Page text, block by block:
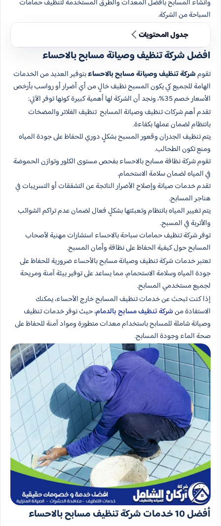
وانشاء المسابح بأفضل المعدات والطرق المستخدمة لتنظيف حمامات
السباحة من الشركة.
جدول المحتويات
افضل شركة تنظيف وصيانة مسابح بالاحساء
تقومشركة تنظيف وصيانة مسابح بالاحساءبتوفير العديد من الخدمات
الهامة للجميع كي يكون المسبح نظيف خالٍ من أي أضرار أو رواسب بأرخص
الأسعار خصم 35%، ونجد أن الشركة لها أهمية كبيرة كونها توفر الآتي:
تقدم أهم شركات تنظيف وصيانة المسابح تنظيف الفلاتر والمضخات
بانتظام لضمان عملها بكفاءة.
يتم تنظيف الجدران وقعور المسبح بشكلٍ دوري للحفاظ على جودة المياه
ومنع تكون الطحالب.
تقوم شركة نظافة مسابح بالاحساء بفحص مستوى الكلور وتوازن الحموضة
في المياه لضمان سلامة الاستحمام.
تقدم خدمات صيانة وإصلاح الأضرار الناتجة عن التشققات أو التسريبات في
هناجر المسابح.
يتم تغيير المياه بانتظام وتعبئتها بشكلٍ فعال لضمان عدم تراكم الشوائب
والأتربة في المسبح.
توفر شركة تنظيف حمامات سباحة بالاحساء استشارات مهنية لأصحاب
المسابح حول كيفية الحفاظ على نظافة وأمان المسبح.
تعتبر خدمات شركة تنظيف وصيانة مسابح بالأحساء ضرورية للحفاظ على
جودة المياه وسلامة الاستحمام، مما يساعد على توفير بيئة آمنة ومريحة
لجميع مستخدمي المسابح.
إذا كنت تبحث عن خدمات تنظيف المسابح خارج الأحساء، يمكنك
الاستفادة منشركة تنظيف مسابح بالدمام، حيث نوفر خدمات تنظيف
وصيانة شاملة للمسابح باستخدام معدات متطورة ومواد آمنة للحفاظ على
صحة الماء وجودة المسابح.
أفضل 10 خدمات شركة تنظيف مسابح بالاحساء